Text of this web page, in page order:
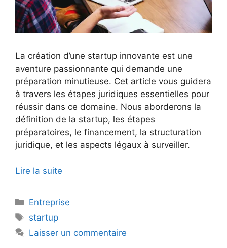
La création d’une startup innovante est une
aventure passionnante qui demande une
préparation minutieuse. Cet article vous guidera
à travers les étapes juridiques essentielles pour
réussir dans ce domaine. Nous aborderons la
définition de la startup, les étapes
préparatoires, le financement, la structuration
juridique, et les aspects légaux à surveiller.
Lire la suite
Catégories
Entreprise
Étiquettes
startup
Laisser un commentaire